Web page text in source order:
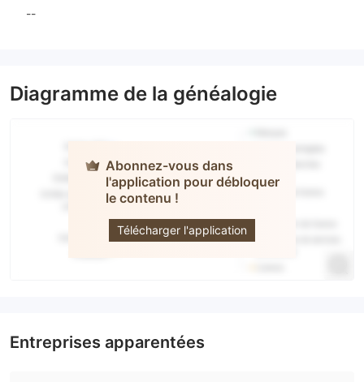
--
Diagramme de la généalogie
Abonnez-vous dans
l'application pour débloquer
le contenu !
Télécharger l'application
Citi Fx
Entreprises apparentées